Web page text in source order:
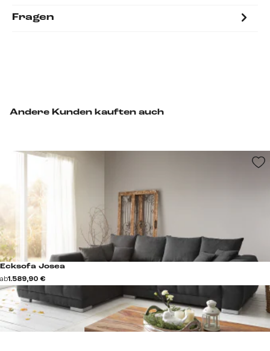
Fragen
Andere Kunden kauften auch
Ecksofa Josea
ab1.589,90 €